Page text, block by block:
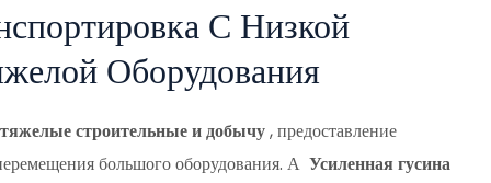
С Низкой
Оборудования
тяжелые строительные и добычу, предоставление
большого оборудования. А Усиленная гусина